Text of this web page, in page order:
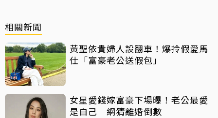
相關新聞
黃聖依貴婦人設翻車！爆拎假愛馬
仕「富豪老公送假包」
女星愛錢嫁富豪下場曝！老公最愛
是自己 網猜離婚倒數